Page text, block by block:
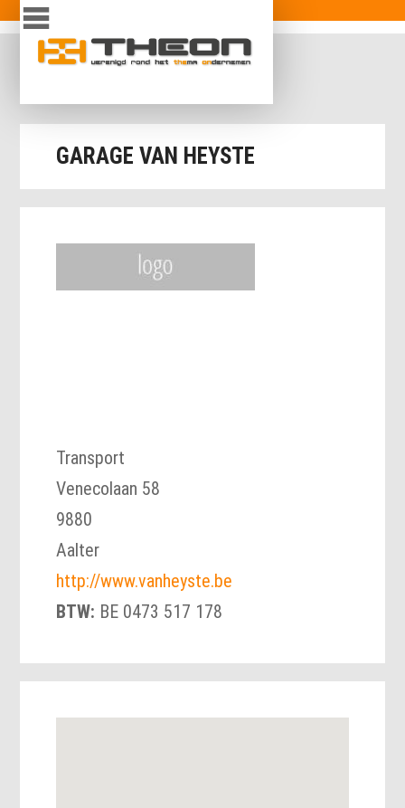
Overslaan en naar de inhoud gaan
inloggen
GARAGE VAN HEYSTE
Transport
Venecolaan 58
9880
Aalter
http://www.vanheyste.be
BTW: BE 0473 517 178